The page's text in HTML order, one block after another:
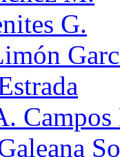
G.